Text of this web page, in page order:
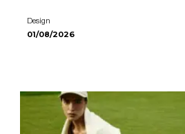
Design
01/08/2026